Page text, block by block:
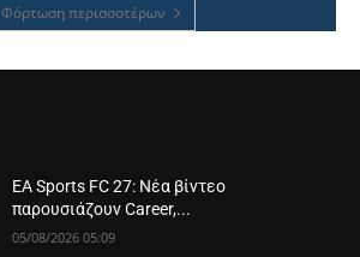
Φόρτωση περισσοτέρων
EA Sports FC 27: Νέα βίντεο
παρουσιάζουν Career,...
05/08/2026 05:09